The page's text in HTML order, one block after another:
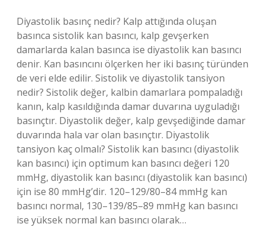
Diyastolik basınç nedir? Kalp attığında oluşan
basınca sistolik kan basıncı, kalp gevşerken
damarlarda kalan basınca ise diyastolik kan basıncı
denir. Kan basıncını ölçerken her iki basınç türünden
de veri elde edilir. Sistolik ve diyastolik tansiyon
nedir? Sistolik değer, kalbin damarlara pompaladığı
kanın, kalp kasıldığında damar duvarına uyguladığı
basınçtır. Diyastolik değer, kalp gevşediğinde damar
duvarında hala var olan basınçtır. Diyastolik
tansiyon kaç olmalı? Sistolik kan basıncı (diyastolik
kan basıncı) için optimum kan basıncı değeri 120
mmHg, diyastolik kan basıncı (diyastolik kan basıncı)
için ise 80 mmHg’dir. 120–129/80–84 mmHg kan
basıncı normal, 130–139/85–89 mmHg kan basıncı
ise yüksek normal kan basıncı olarak…